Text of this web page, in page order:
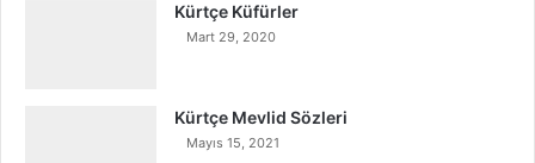
Kürtçe Küfürler
Mart 29, 2020
Kürtçe Mevlid Sözleri
Mayıs 15, 2021